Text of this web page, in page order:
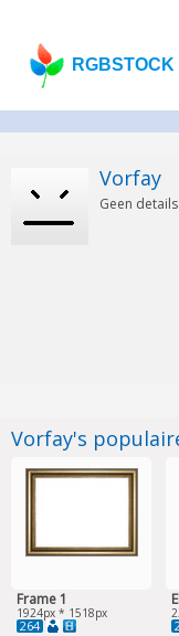
RGBSTOCK
Vorfay
Geen
Vorfay's
Frame 1
1924px * 1518px
264